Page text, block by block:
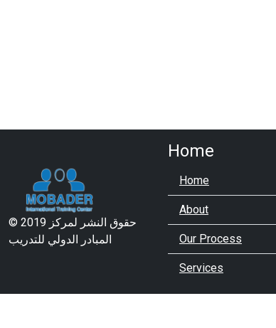
© 2019 حقوق النشر لمركز
المبادر الدولي للتدريب
Home
Home
About
Our Process
Services